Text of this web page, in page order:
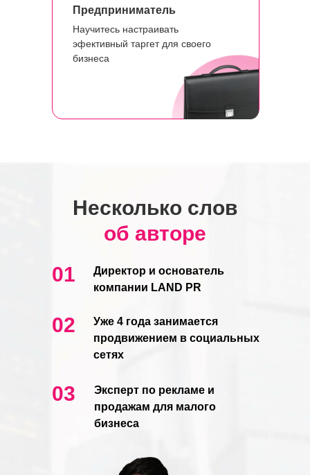
Предприниматель
Научитесь настраивать
эфективный таргет для своего
бизнеса
Несколько слов
об авторе
01
Директор и основатель
компании LAND PR
02
Уже 4 года занимается
продвижением в социальных
сетях
03
Эксперт по рекламе и
продажам для малого
бизнеса